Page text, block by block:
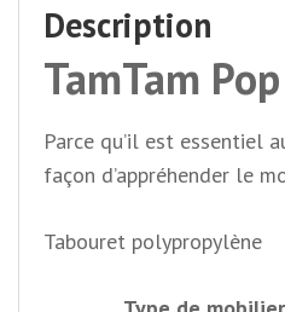
Description
TamTam
Parce qu’il est essentiel
façon d’appréhender le
Tabouret polypropylène